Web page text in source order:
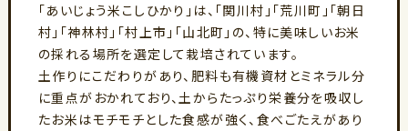
「あいじょう米こしひかり」は、「関川村」「荒川町」「朝日
村」「神林村」「村上市」「山北町」の、特に美味しいお米
の採れる場所を選定して栽培されています。
土作りにこだわりがあり、肥料も有機資材とミネラル分
に重点がおかれており、土からたっぷり栄養分を吸収し
たお米はモチモチとした食感が強く、食べごたえがあり